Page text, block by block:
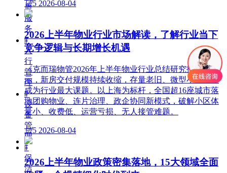
质
服
务
ꁹ
人
行
管
理
ꁹ
设
备
管
理
ꁹ
保
洁
넶5 2026-08-04
2026上半年物业行业市场解读，了解行业当下
竞争逻辑与长期增长机遇
《克而瑞物管2026年上半年物业行业总结研究报告》显
示，新房交付规模持续收缩，存量老旧、微型小区治理
成为行业最大课题。以上海为标杆，全国超16座城市落
地团购物业、连片治理、政企协同新模式，破解小区体
量小、收费低、运营亏损、无人接管难题。
넶5 2026-08-04
2026上半年物业政策密集落地，15大领域全面